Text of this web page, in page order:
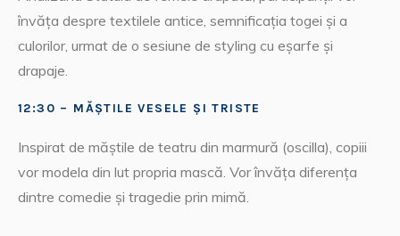
învăța despre textilele antice, semnificația togei și a
culorilor, urmat de o sesiune de styling cu eșarfe și
drapaje.
12:30 – MĂȘTILE VESELE ȘI TRISTE
Inspirat de măștile de teatru din marmură (oscilla), copiii
vor modela din lut propria mască. Vor învăța diferența
dintre comedie și tragedie prin mimă.